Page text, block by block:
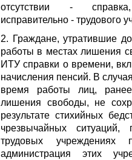
отсутствии -
исправительно - трудового
2. Граждане, утратившие
работы в местах лишения
ИТУ справки о времени,
начисления пенсий. В
время работы лиц,
лишения свободы, не
результате стихийных
чрезвычайных
трудовых учреждениях
администрация этих